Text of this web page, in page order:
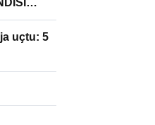
uçtu: 5